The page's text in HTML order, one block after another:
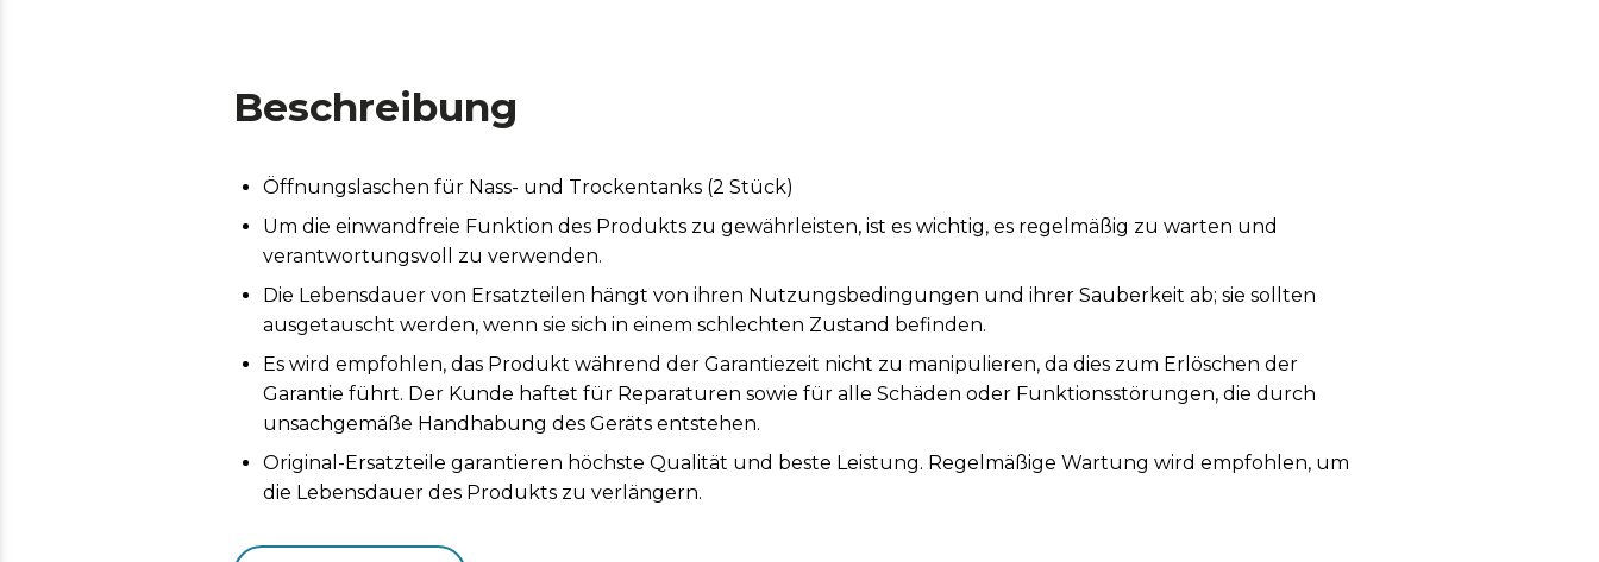
Beschreibung
Öffnungslaschen für Nass- und Trockentanks (2 Stück)
Um die einwandfreie Funktion des Produkts zu gewährleisten, ist es wichtig, es regelmäßig zu warten und
verantwortungsvoll zu verwenden.
Die Lebensdauer von Ersatzteilen hängt von ihren Nutzungsbedingungen und ihrer Sauberkeit ab; sie sollten
ausgetauscht werden, wenn sie sich in einem schlechten Zustand befinden.
Es wird empfohlen, das Produkt während der Garantiezeit nicht zu manipulieren, da dies zum Erlöschen der
Garantie führt. Der Kunde haftet für Reparaturen sowie für alle Schäden oder Funktionsstörungen, die durch
unsachgemäße Handhabung des Geräts entstehen.
Original-Ersatzteile garantieren höchste Qualität und beste Leistung. Regelmäßige Wartung wird empfohlen, um
die Lebensdauer des Produkts zu verlängern.